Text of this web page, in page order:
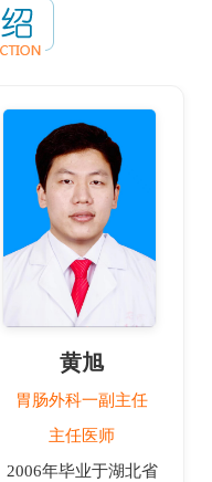
黄旭
胃肠外科一副主任
主任医师
2006年毕业于湖北省